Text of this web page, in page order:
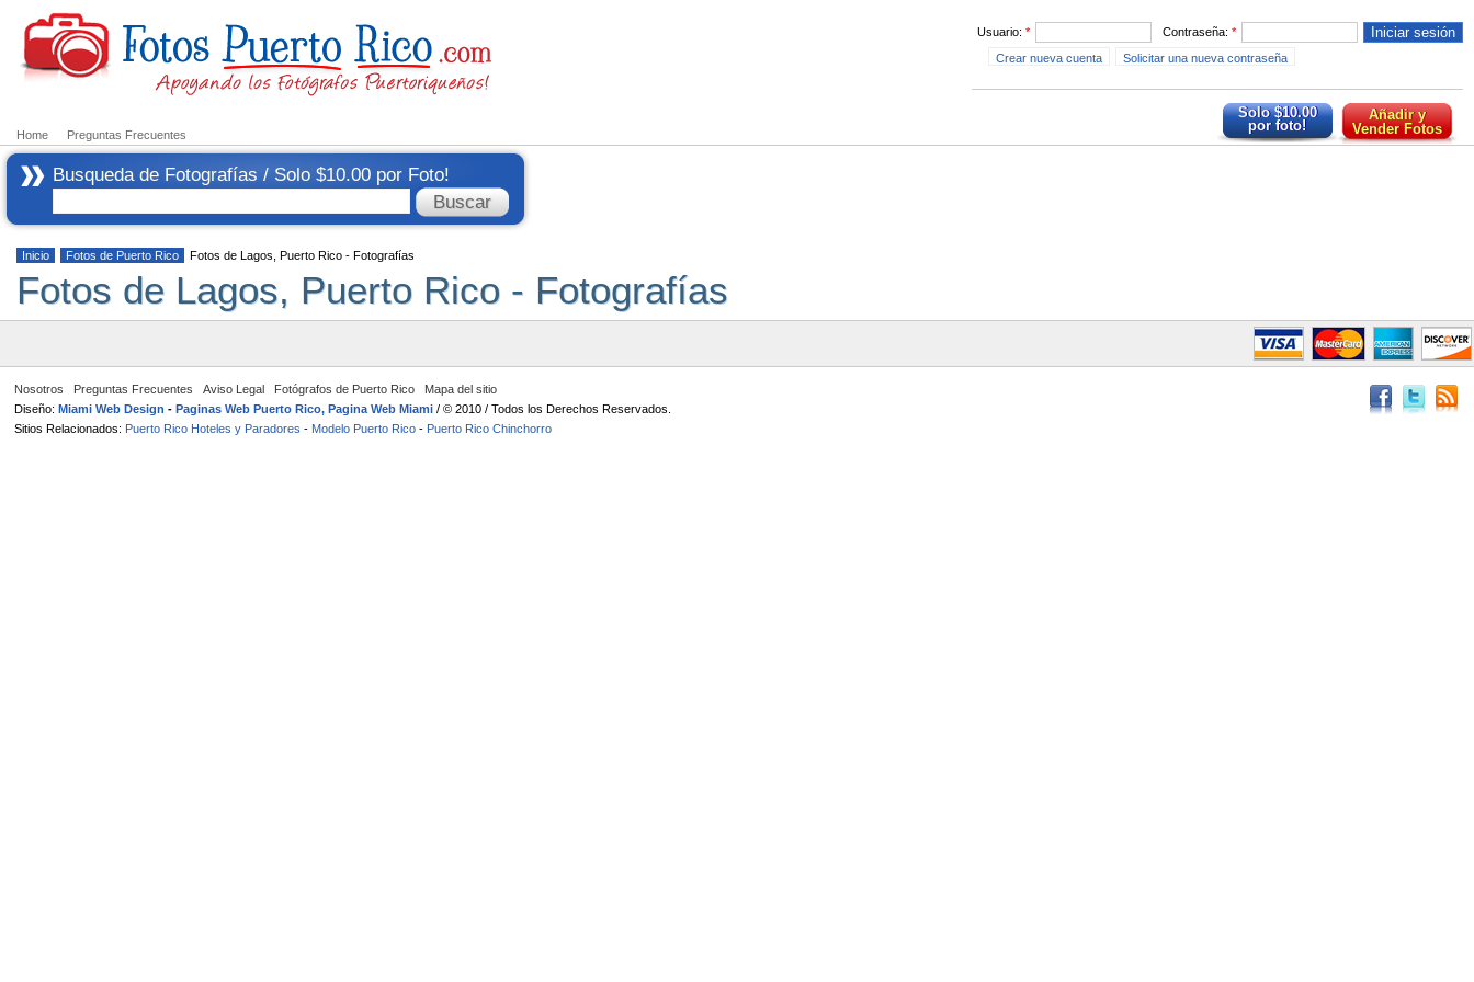
Usuario: * Contraseña: *
Crear nueva cuenta
Solicitar una nueva contraseña
Home Preguntas Frecuentes
Añadir y
Vender Fotos
Solo $10.00
por foto!
Busqueda de Fotografías / Solo $10.00 por Foto!
Inicio Fotos de Puerto Rico Fotos de Lagos, Puerto Rico - Fotografías
Fotos de Lagos, Puerto Rico - Fotografías
Nosotros Preguntas Frecuentes Aviso Legal Fotógrafos de Puerto Rico
Mapa del sitio
Diseño: Miami Web Design - Paginas Web Puerto Rico, Pagina Web Miami / © 2010 / Todos los Derechos Reservados.
Sitios Relacionados: Puerto Rico Hoteles y Paradores - Modelo Puerto Rico - Puerto Rico Chinchorro